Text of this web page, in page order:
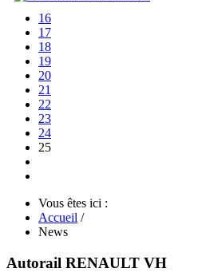
16
17
18
19
20
21
22
23
24
25
Vous êtes ici :
Accueil /
News
Autorail RENAULT VH